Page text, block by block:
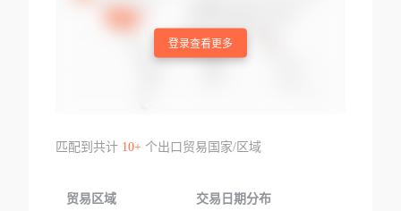
登录查看更多
匹配到共计 10+个出口贸易国家/区域
贸易区域 交易日期分布